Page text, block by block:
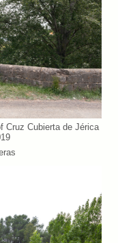
Cruz Cubierta de Jérica